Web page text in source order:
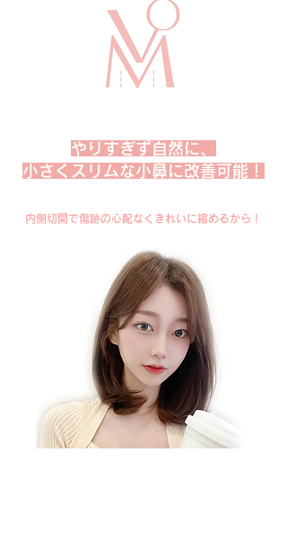
やりすぎず自然に、
​小さくスリムな小鼻に改善可能！
内側切開で傷跡の心配なくきれいに縮めるから！